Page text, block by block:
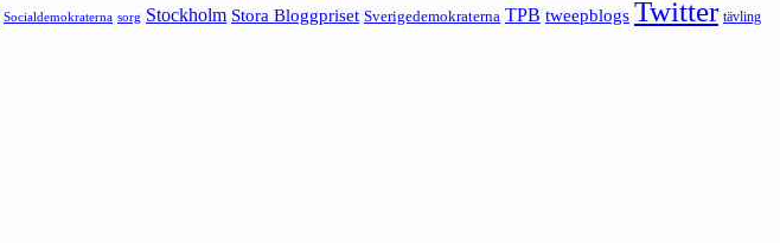
Socialdemokraterna sorg Stockholm Stora Bloggpriset Sverigedemokraterna TPB tweepblogs Twitter tävling